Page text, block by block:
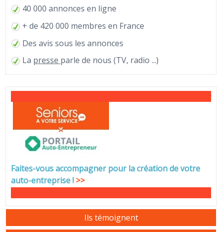
40 000 annonces en ligne
+ de 420 000 membres en France
Des avis sous les annonces
La presse parle de nous (TV, radio ...)
Faites-vous accompagner pour la création de votre
auto-entreprise! >>
Ils témoignent